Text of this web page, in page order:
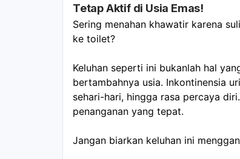
Tetap Aktif di Usia Emas!
Sering menahan khawatir karena
ke toilet?
Keluhan seperti ini bukanlah hal
bertambahnya usia. Inkontinensia
sehari-hari, hingga rasa percaya
penanganan yang tepat.
Jangan biarkan keluhan ini